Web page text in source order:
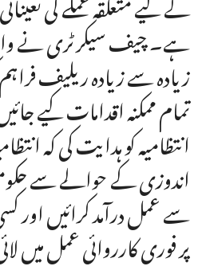
ہے۔ چیف سیکرٹری نے
زیادہ سے زیادہ ریلیف
تمام ممکنہ اقدامات کیے
انتظامیہ کو ہدایت کی کہ
اندوزی کے حوالے سے
سے عمل درآمد کرائیں
پر فوری کارروائی عمل میں